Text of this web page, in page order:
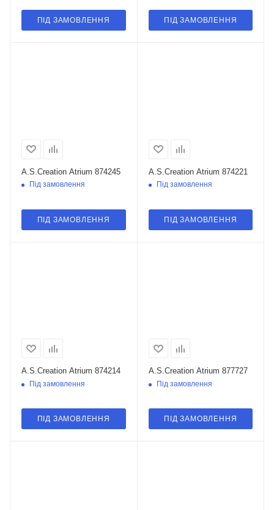
ПІД ЗАМОВЛЕННЯ ПІД ЗАМОВЛЕННЯ
A.S.Creation Atrium 874245
Під замовлення
ПІД ЗАМОВЛЕННЯ
A.S.Creation Atrium 874221
Під замовлення
ПІД ЗАМОВЛЕННЯ
A.S.Creation Atrium 874214
Під замовлення
ПІД ЗАМОВЛЕННЯ
A.S.Creation Atrium 877727
Під замовлення
ПІД ЗАМОВЛЕННЯ